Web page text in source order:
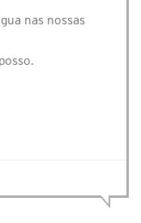
nas nossas